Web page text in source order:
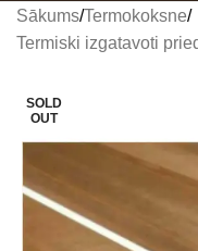
Sākums/Termokoksne/
Termiski izgatavoti
SOLD
OUT